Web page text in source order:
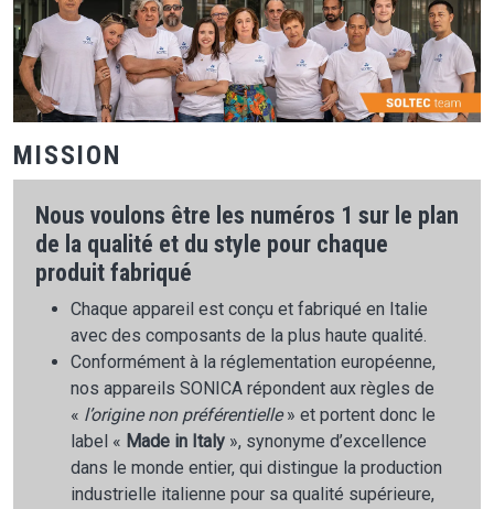
MISSION
Nous voulons être les numéros 1 sur le plan
de la qualité et du style pour chaque
produit fabriqué
Chaque appareil est conçu et fabriqué en Italie
avec des composants de la plus haute qualité.
Conformément à la réglementation européenne,
nos appareils SONICA répondent aux règles de
« l’origine non préférentielle» et portent donc le
label « Made in Italy », synonyme d’excellence
dans le monde entier, qui distingue la production
industrielle italienne pour sa qualité supérieure,